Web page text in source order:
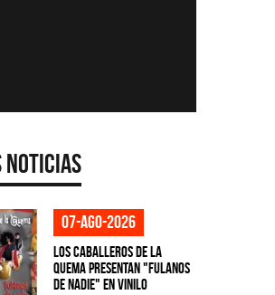
Noticias
07-ago-2026
Los Caballeros de la
Quema presentan "Fulanos
de Nadie" en vinilo